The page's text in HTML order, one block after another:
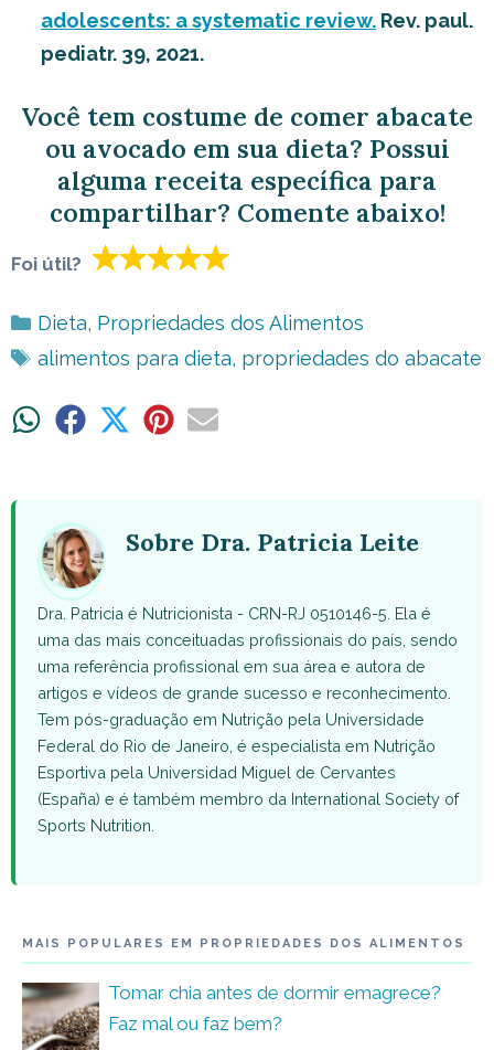
adolescents: a systematic review. Rev. paul.
pediatr. 39, 2021.
Você tem costume de comer abacate
ou avocado em sua dieta? Possui
alguma receita específica para
compartilhar? Comente abaixo!
Foi útil?
Categorias
Dieta, Propriedades dos Alimentos
Tags
alimentos para dieta, propriedades do abacate
ShareShare ShareShareShare
Sobre Dra. Patricia Leite
Dra. Patricia é Nutricionista - CRN-RJ 0510146-5. Ela é
uma das mais conceituadas profissionais do país, sendo
uma referência profissional em sua área e autora de
artigos e vídeos de grande sucesso e reconhecimento.
Tem pós-graduação em Nutrição pela Universidade
Federal do Rio de Janeiro, é especialista em Nutrição
Esportiva pela Universidad Miguel de Cervantes
(España) e é também membro da International Society of
Sports Nutrition.
MAIS POPULARES EM PROPRIEDADES DOS ALIMENTOS
Tomar chia antes de dormir emagrece?
Faz mal ou faz bem?